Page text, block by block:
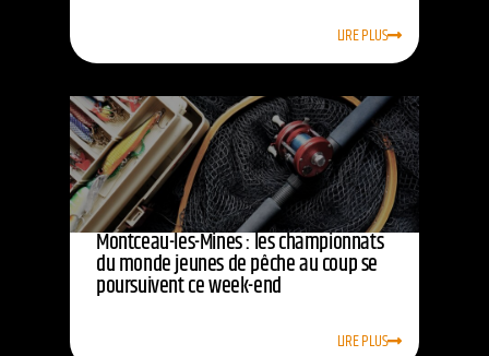
LIRE PLUS
Montceau-les-Mines : les championnats
du monde jeunes de pêche au coup se
poursuivent ce week-end
LIRE PLUS